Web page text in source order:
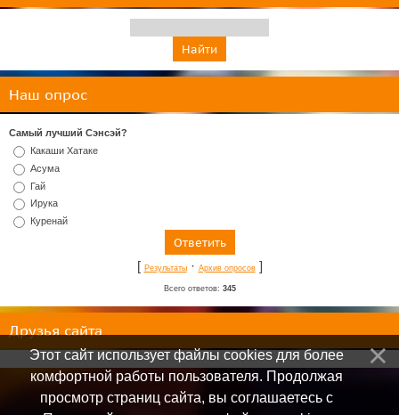
Наш опрос
Самый лучший Сэнсэй?
Какаши Хатаке
Асума
Гай
Ирука
Куренай
[ Результаты· Архив опросов]
Всего ответов: 345
Друзья сайта
Этот сайт использует файлы cookies для более
комфортной работы пользователя. Продолжая
просмотр страниц сайта, вы соглашаетесь с